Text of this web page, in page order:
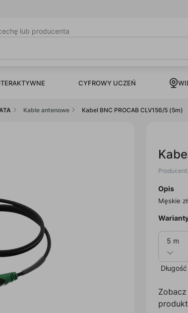
lub producenta
CYFROWY UCZEŃ
Kable antenowe Kabel BNC PROCAB CLV156/5 (5m)
Opis
Męskie
5 m
Długość